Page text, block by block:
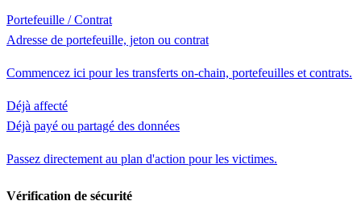
Portefeuille / Contrat
Adresse de portefeuille, jeton ou contrat
Commencez ici pour les transferts on-chain, portefeuilles et contrats.
Déjà affecté
Déjà payé ou partagé des données
Passez directement au plan d'action pour les victimes.
Vérification de sécurité